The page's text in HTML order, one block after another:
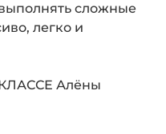
сложные
легко и
Алёны